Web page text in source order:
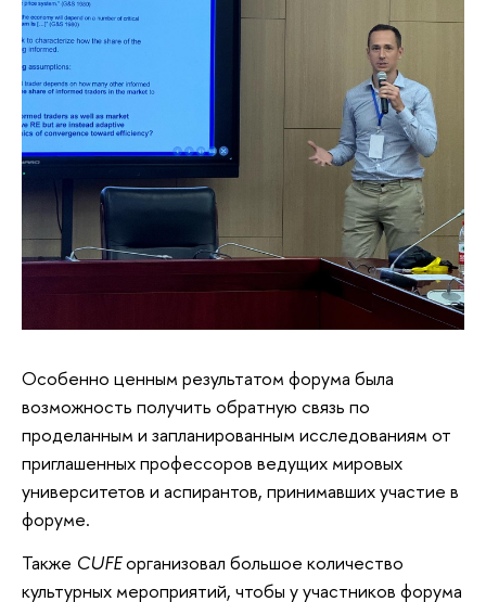
Особенно ценным результатом форума была
возможность получить обратную связь по
проделанным и запланированным исследованиям от
приглашенных профессоров ведущих мировых
университетов и аспирантов, принимавших участие в
форуме.
Также CUFEорганизовал большое количество
культурных мероприятий, чтобы у участников форума